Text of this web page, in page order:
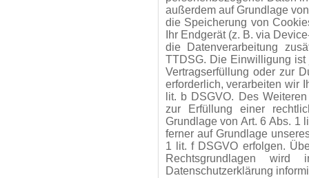
außerdem auf Grundlage
die Speicherung von
Ihr Endgerät (z. B. via
die Datenverarbeitung
TTDSG. Die Einwilligung ist
Vertragserfüllung oder zur
erforderlich, verarbeiten wir
lit. b DSGVO. Des
zur Erfüllung einer
Grundlage von Art. 6 Abs. 1
ferner auf Grundlage
1 lit. f DSGVO erfolgen.
Rechtsgrundlagen
Datenschutzerklärung